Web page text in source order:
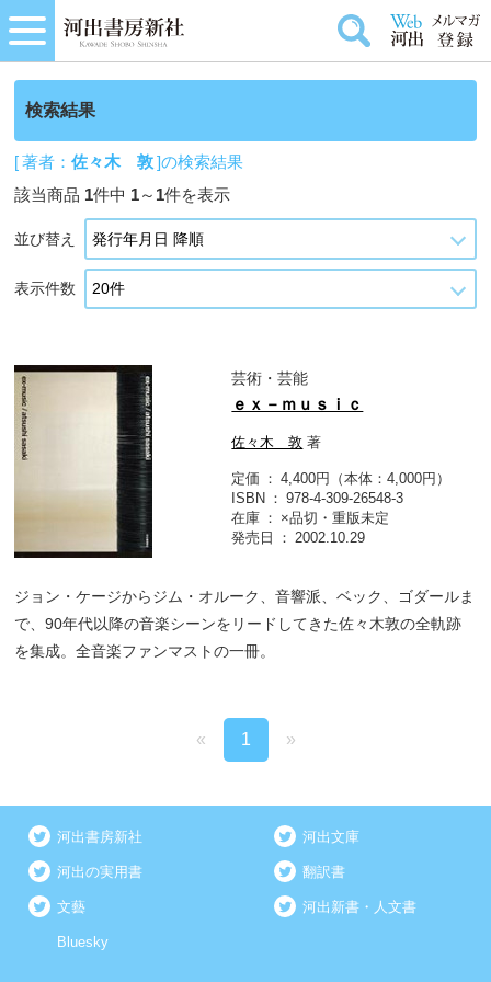
検索結果
[ 著者：佐々木 敦]の検索結果
該当商品 1件中 1～ 1件を表示
並び替え
表示件数
芸術・芸能
ｅｘ－ｍｕｓｉｃ
佐々木 敦 著
定価
4,400円（本体：4,000円）
ISBN
978-4-309-26548-3
在庫
×品切・重版未定
発売日
2002.10.29
ジョン・ケージからジム・オルーク、音響派、ベック、ゴダールま
で、90年代以降の音楽シーンをリードしてきた佐々木敦の全軌跡
を集成。全音楽ファンマストの一冊。
« 1 »
河出書房新社 河出文庫
河出の実用書 翻訳書
文藝 河出新書・人文書
Bluesky